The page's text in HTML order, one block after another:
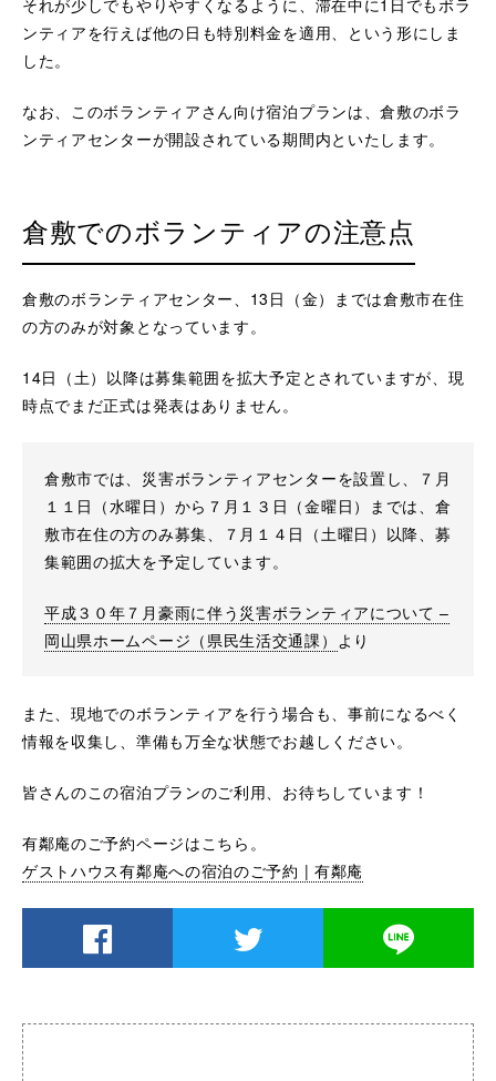
それが少しでもやりやすくなるように、滞在中に1日でもボラ
ンティアを行えば他の日も特別料金を適用、という形にしま
した。
なお、このボランティアさん向け宿泊プランは、倉敷のボラ
ンティアセンターが開設されている期間内といたします。
倉敷でのボランティアの注意点
倉敷のボランティアセンター、13日（金）までは倉敷市在住
の方のみが対象となっています。
14日（土）以降は募集範囲を拡大予定とされていますが、現
時点でまだ正式は発表はありません。
倉敷市では、災害ボランティアセンターを設置し、７月
１１日（水曜日）から７月１３日（金曜日）までは、倉
敷市在住の方のみ募集、７月１４日（土曜日）以降、募
集範囲の拡大を予定しています。
平成３０年７月豪雨に伴う災害ボランティアについて –
岡山県ホームページ（県民生活交通課） より
また、現地でのボランティアを行う場合も、事前になるべく
情報を収集し、準備も万全な状態でお越しください。
皆さんのこの宿泊プランのご利用、お待ちしています！
有鄰庵のご予約ページはこちら。
ゲストハウス有鄰庵への宿泊のご予約 | 有鄰庵